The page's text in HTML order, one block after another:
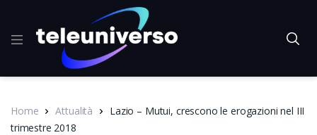
Home Attualità
Lazio – Mutui, crescono le erogazioni nel III
trimestre 2018